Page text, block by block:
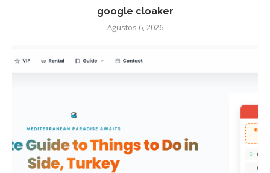
google cloaker
Ağustos 6, 2026